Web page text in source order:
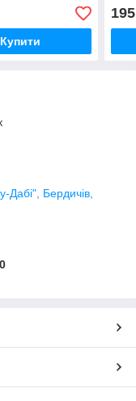
Купити
195
Дабі", Бердичів,